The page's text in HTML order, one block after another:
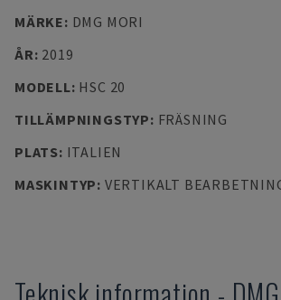
MÄRKE: DMG MORI
ÅR: 2019
MODELL: HSC 20
TILLÄMPNINGSTYP: FRÄSNING
PLATS: ITALIEN
MASKINTYP: VERTIKALT